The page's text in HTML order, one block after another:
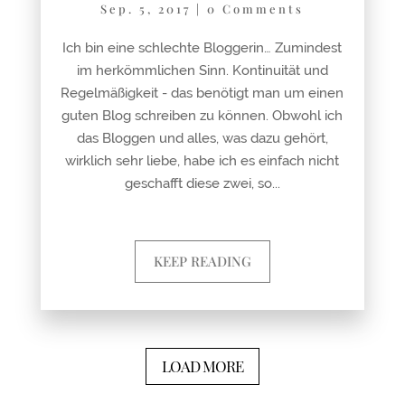
Sep. 5, 2017 |0 Comments
Ich bin eine schlechte Bloggerin… Zumindest
im herkömmlichen Sinn. Kontinuität und
Regelmäßigkeit - das benötigt man um einen
guten Blog schreiben zu können. Obwohl ich
das Bloggen und alles, was dazu gehört,
wirklich sehr liebe, habe ich es einfach nicht
geschafft diese zwei, so...
KEEP READING
LOAD MORE